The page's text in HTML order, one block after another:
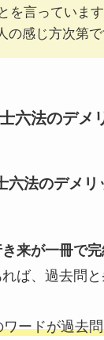
を言っています
の感じ方次第で
六法のデメ
六法のデメ
来が一冊で
ば、過去問
ードが過去